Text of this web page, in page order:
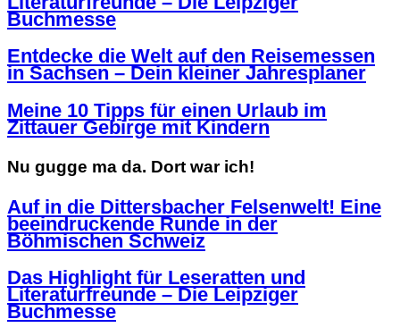
Buchmesse
Entdecke die Welt auf den Reisemessen
in Sachsen – Dein kleiner Jahresplaner
Meine 10 Tipps für einen Urlaub im
Zittauer Gebirge mit Kindern
Nu gugge ma da. Dort war ich!
Auf in die Dittersbacher Felsenwelt! Eine
beeindruckende Runde in der
Böhmischen Schweiz
Das Highlight für Leseratten und
Literaturfreunde – Die Leipziger
Buchmesse